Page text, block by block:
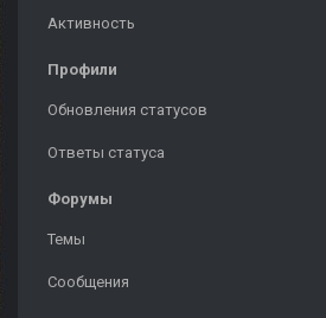
Активность
Профили
Обновления статусов
Ответы статуса
Форумы
Темы
Сообщения